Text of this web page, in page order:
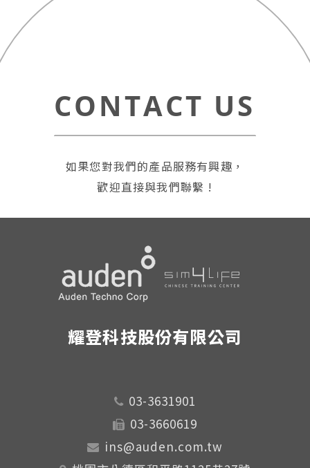
CONTACT US
如果您對我們的產品服務有興趣，
歡迎直接與我們聯繫 !
耀登科技股份有限公司
03-3631901
03-3660619
ins@auden.com.tw